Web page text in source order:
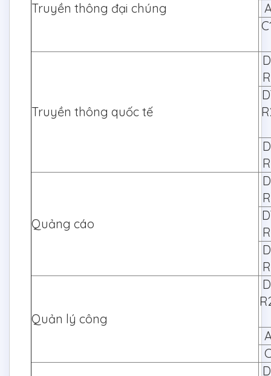
Truyền thông đại chúng
Truyền thông quốc tế
Quảng cáo
Quản lý công